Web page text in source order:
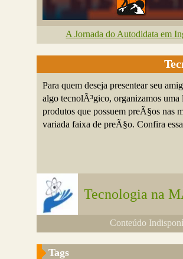
A Jornada do Autodidata em
Para quem deseja presentear seu
algo tecnolÃ³gico, organizamos uma
produtos que possuem preÃ§os nas
variada faixa de preÃ§o. Confira
Tecnologia na
Conteúdo
Tags